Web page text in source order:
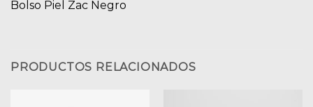
Bolso Piel Zac Negro
PRODUCTOS RELACIONADOS